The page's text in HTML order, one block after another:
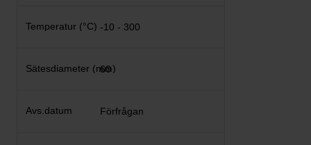
-10 - 300
60
Förfrågan